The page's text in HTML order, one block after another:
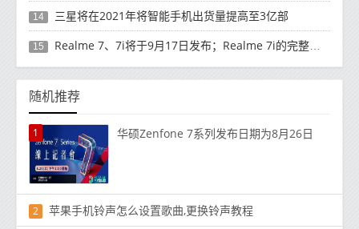
14 三星将在2021年将智能手机出货量提高至3亿部
15 Realme 7、7i将于9月17日发布；Realme 7i的完整规格并导致泄漏
随机推荐
1 华硕Zenfone 7系列发布日期为8月26日
2 苹果手机铃声怎么设置歌曲,更换铃声教程